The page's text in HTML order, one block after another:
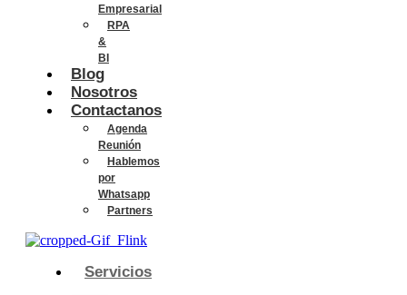
Empresarial
RPA
&
BI
Blog
Nosotros
Contactanos
Agenda
Reunión
Hablemos
por
Whatsapp
Partners
Servicios